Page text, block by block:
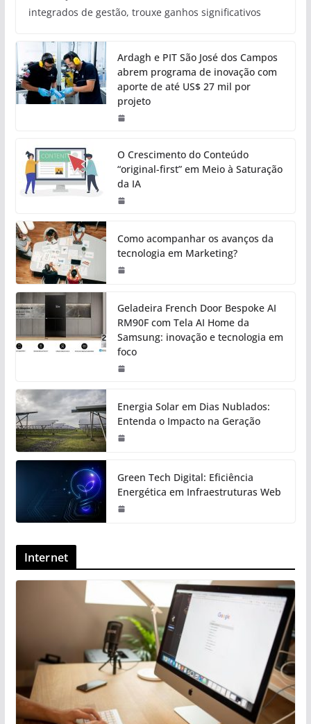
integrados de gestão, trouxe ganhos significativos
Ardagh e PIT São José dos Campos
abrem programa de inovação com
aporte de até US$ 27 mil por
projeto
O Crescimento do Conteúdo
“original-first” em Meio à Saturação
da IA
Como acompanhar os avanços da
tecnologia em Marketing?
Geladeira French Door Bespoke AI
RM90F com Tela AI Home da
Samsung: inovação e tecnologia em
foco
Energia Solar em Dias Nublados:
Entenda o Impacto na Geração
Green Tech Digital: Eficiência
Energética em Infraestruturas Web
Internet